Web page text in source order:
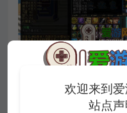
欢迎来到
站点声